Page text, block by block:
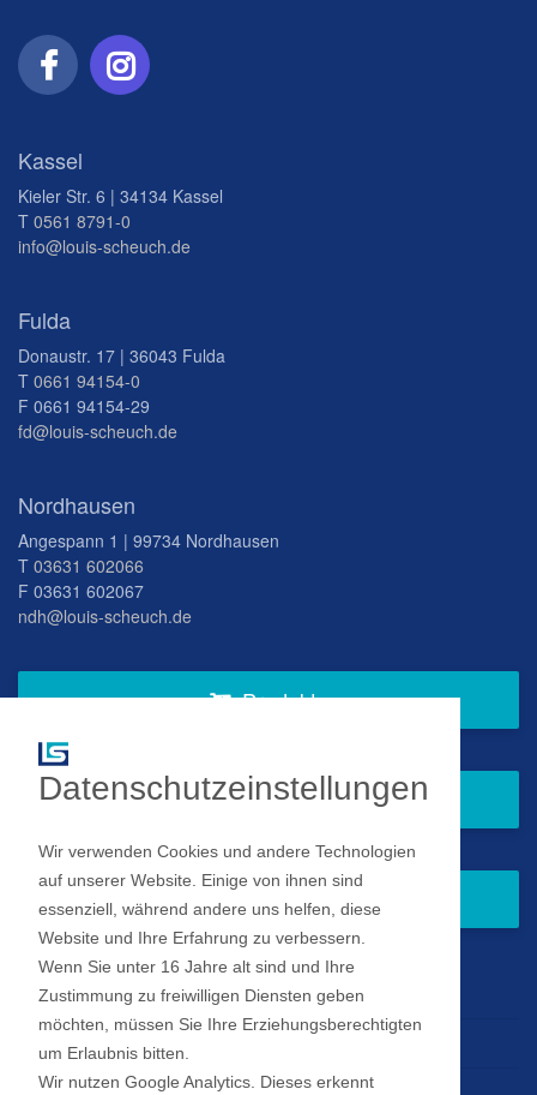
Kassel
Kieler Str. 6 | 34134 Kassel
T 0561 8791-0
info@louis-scheuch.de
Fulda
Donaustr. 17 | 36043 Fulda
T 0661 94154-0
F 0661 94154-29
fd@louis-scheuch.de
Nordhausen
Angespann 1 | 99734 Nordhausen
T 03631 602066
F 03631 602067
ndh@louis-scheuch.de
Produkte
Fragen Sie gern bei uns an
Zum Newsletter anmelden
Impressum
Datenschutz
Datenschutzeinstellungen
Wir verwenden Cookies und andere Technologien
auf unserer Website. Einige von ihnen sind
essenziell, während andere uns helfen, diese
Website und Ihre Erfahrung zu verbessern.
Wenn Sie unter 16 Jahre alt sind und Ihre
Zustimmung zu freiwilligen Diensten geben
möchten, müssen Sie Ihre Erziehungsberechtigten
um Erlaubnis bitten.
Wir nutzen Google Analytics. Dieses erkennt